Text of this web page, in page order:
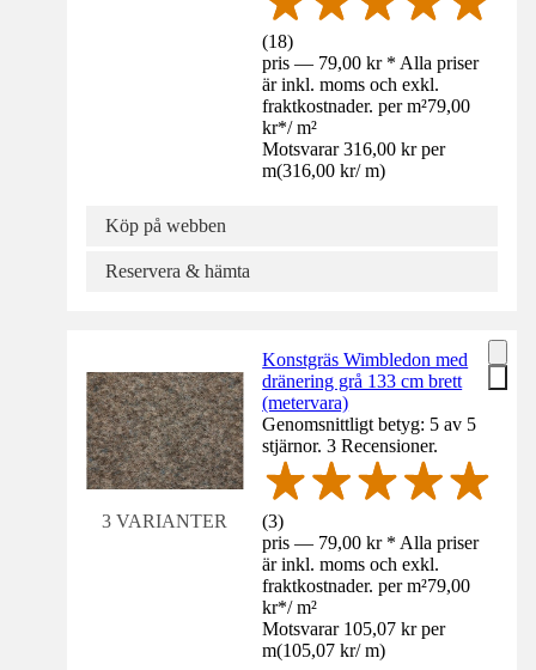
(18)
pris — 79,00 kr * Alla priser
är inkl. moms och exkl.
fraktkostnader. per m²79,00
kr*/ m²
Motsvarar 316,00 kr per
m(316,00 kr/ m)
Köp på webben
Reservera & hämta
3 VARIANTER
Konstgräs Wimbledon med
dränering grå 133 cm brett
(metervara)
Genomsnittligt betyg: 5 av 5
stjärnor. 3 Recensioner.
(3)
pris — 79,00 kr * Alla priser
är inkl. moms och exkl.
fraktkostnader. per m²79,00
kr*/ m²
Motsvarar 105,07 kr per
m(105,07 kr/ m)